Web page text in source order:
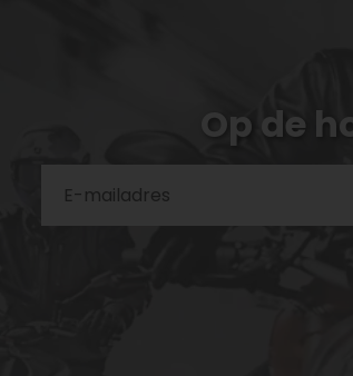
Op de